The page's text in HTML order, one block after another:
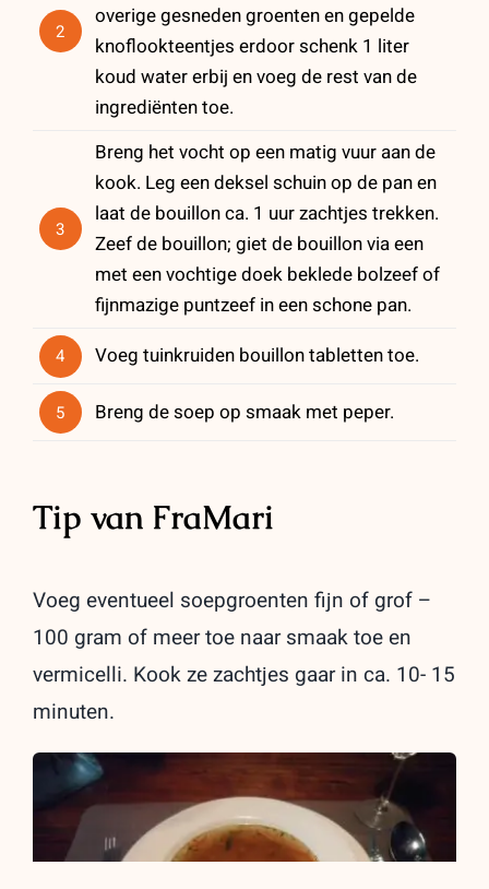
2
overige gesneden groenten en gepelde
knoflookteentjes erdoor schenk 1 liter
koud water erbij en voeg de rest van de
ingrediënten toe.
3
Breng het vocht op een matig vuur aan de
kook. Leg een deksel schuin op de pan en
laat de bouillon ca. 1 uur zachtjes trekken.
Zeef de bouillon; giet de bouillon via een
met een vochtige doek beklede bolzeef of
fijnmazige puntzeef in een schone pan.
4 Voeg tuinkruiden bouillon tabletten toe.
5 Breng de soep op smaak met peper.
Tip van FraMari
Voeg eventueel soepgroenten fijn of grof –
100 gram of meer toe naar smaak toe en
vermicelli. Kook ze zachtjes gaar in ca. 10- 15
minuten.